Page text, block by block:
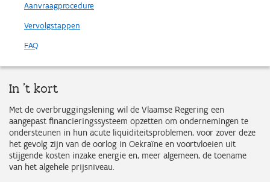
Aanvraagprocedure
Vervolgstappen
FAQ
In 't kort
Met de overbruggingslening wil de Vlaamse Regering een
aangepast financieringssysteem opzetten om ondernemingen te
ondersteunen in hun acute liquiditeitsproblemen, voor zover deze
het gevolg zijn van de oorlog in Oekraïne en voortvloeien uit
stijgende kosten inzake energie en, meer algemeen, de toename
van het algehele prijsniveau.